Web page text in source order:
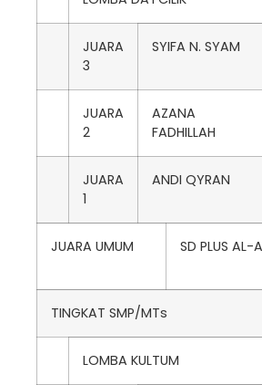
JUARA
3
SYIFA N. SYAM
JUARA
2
AZANA
FADHILLAH
JUARA
1
ANDI QYRAN
JUARA UMUM SD PLUS AL-
TINGKAT SMP/MTs
LOMBA KULTUM